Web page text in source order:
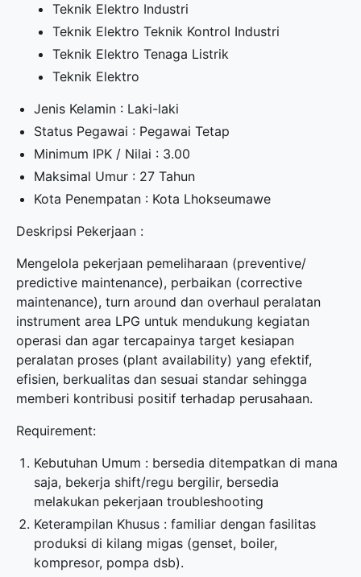
Teknik Elektro Industri
Teknik Elektro Teknik Kontrol Industri
Teknik Elektro Tenaga Listrik
Teknik Elektro
Jenis Kelamin : Laki-laki
Status Pegawai : Pegawai Tetap
Minimum IPK / Nilai : 3.00
Maksimal Umur : 27 Tahun
Kota Penempatan : Kota Lhokseumawe
Deskripsi Pekerjaan :
Mengelola pekerjaan pemeliharaan (preventive/
predictive maintenance), perbaikan (corrective
maintenance), turn around dan overhaul peralatan
instrument area LPG untuk mendukung kegiatan
operasi dan agar tercapainya target kesiapan
peralatan proses (plant availability) yang efektif,
efisien, berkualitas dan sesuai standar sehingga
memberi kontribusi positif terhadap perusahaan.
Requirement:
Kebutuhan Umum : bersedia ditempatkan di mana
saja, bekerja shift/regu bergilir, bersedia
melakukan pekerjaan troubleshooting
Keterampilan Khusus : familiar dengan fasilitas
produksi di kilang migas (genset, boiler,
kompresor, pompa dsb).